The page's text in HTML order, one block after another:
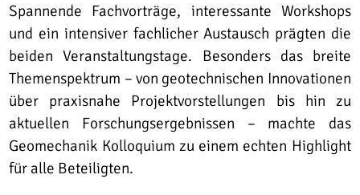
Spannende Fachvorträge, interessante Workshops
und ein intensiver fachlicher Austausch prägten die
beiden Veranstaltungstage. Besonders das breite
Themenspektrum – von geotechnischen Innovationen
über praxisnahe Projektvorstellungen bis hin zu
aktuellen Forschungsergebnissen – machte das
Geomechanik Kolloquium zu einem echten Highlight
für alle Beteiligten.